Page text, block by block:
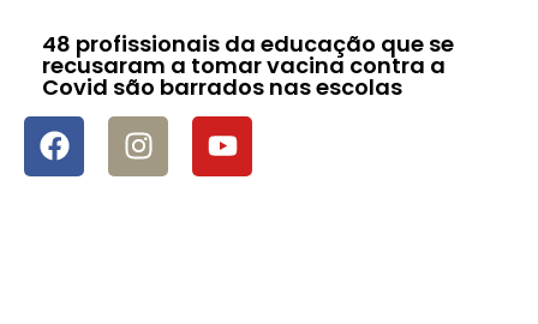
48 profissionais da educação que se
recusaram a tomar vacina contra a
Covid são barrados nas escolas